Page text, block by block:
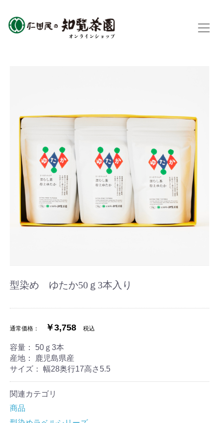
型染め ゆたか50ｇ3本入り
通常価格： ￥3,758 税込
容量： 50ｇ3本
産地：
鹿児島県産
サイズ： 幅28奥行17高さ5.5
関連カテゴリ
商品